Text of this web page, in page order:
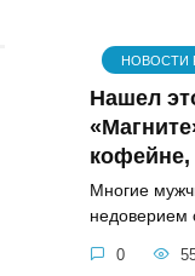
НОВОСТИ
Нашел
кофейне,
Многие
недоверием
0